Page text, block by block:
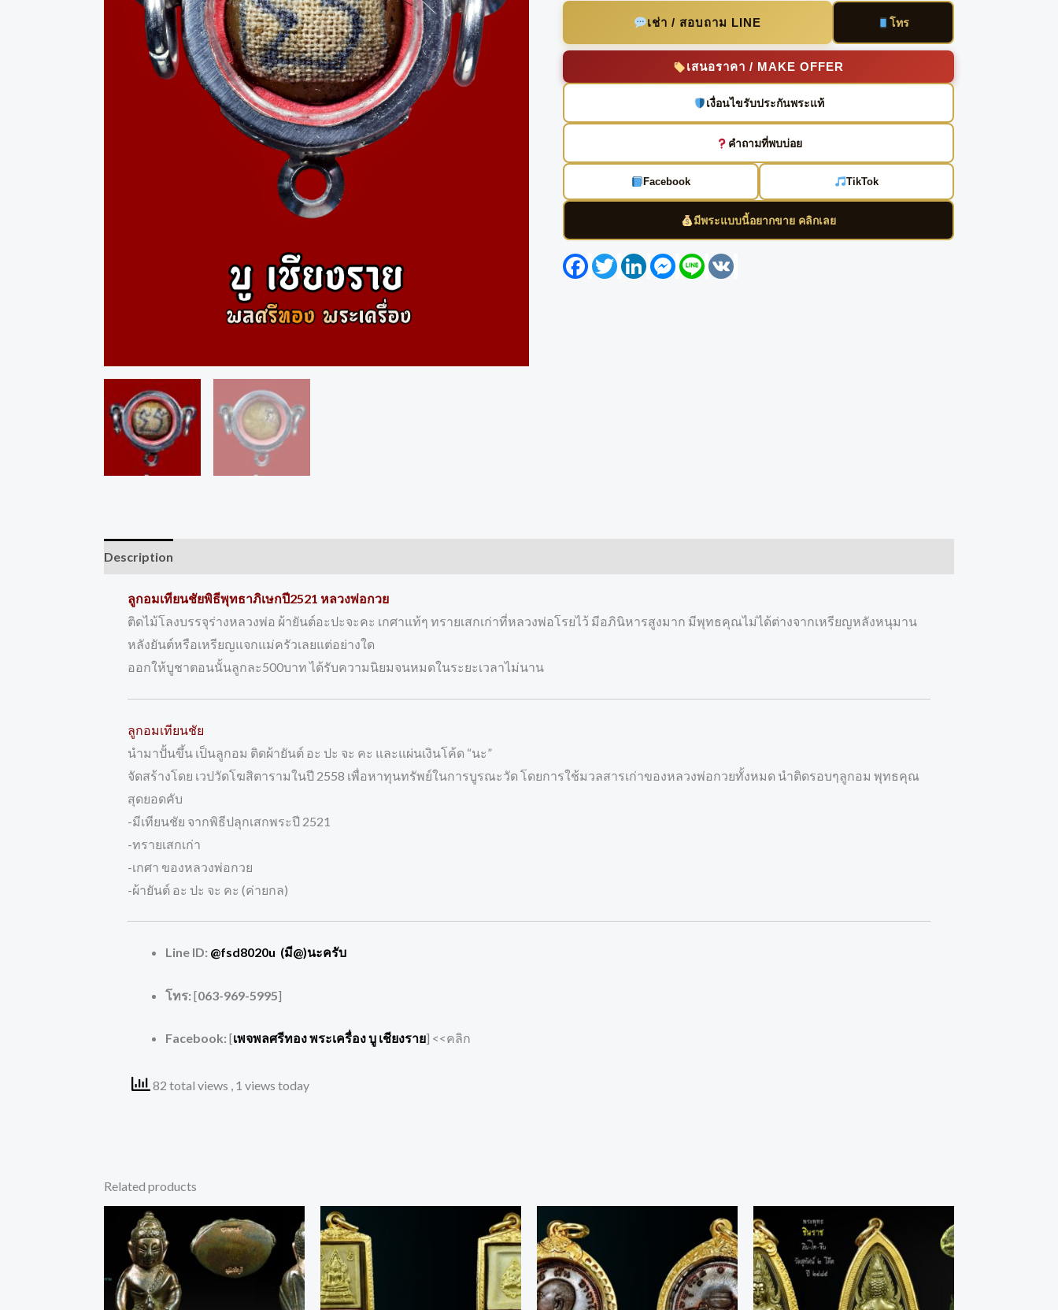
เช่า / สอบถาม LINE โทร
เสนอราคา / MAKE OFFER
เงื่อนไขรับประกันพระแท้
คำถามที่พบบ่อย
Facebook TikTok
มีพระแบบนี้อยากขาย คลิกเลย
Facebook
TwitterLinkedInMessenger
Line
Description
ลูกอมเทียนชัยพิธีพุทธาภิเษกปี2521 หลวงพ่อกวย
ติดไม้โลงบรรจุร่างหลวงพ่อ ผ้ายันต์อะปะจะคะ เกศาแท้ๆ ทรายเสกเก่าที่หลวงพ่อโรยไว้ มีอภินิหารสูงมาก มีพุทธคุณไม่ได้ต่างจากเหรียญหลังหนุมาน
หลังยันต์หรือเหรียญแจกแม่ครัวเลยแต่อย่างใด
ออกให้บูชาตอนนั้นลูกละ500บาท ได้รับความนิยมจนหมดในระยะเวลาไม่นาน
ลูกอมเทียนชัย
นำมาปั้นขึ้น เป็นลูกอม ติดผ้ายันต์ อะ ปะ จะ คะ และแผ่นเงินโค้ด “นะ”
จัดสร้างโดย เวปวัดโฆสิตารามในปี 2558 เพื่อหาทุนทรัพย์ในการบูรณะวัด โดยการใช้มวลสารเก่าของหลวงพ่อกวยทั้งหมด นำติดรอบๆลูกอม พุทธคุณ
สุดยอดคับ
-มีเทียนชัย จากพิธีปลุกเสกพระปี 2521
-ทรายเสกเก่า
-เกศา ของหลวงพ่อกวย
-ผ้ายันต์ อะ ปะ จะ คะ (ค่ายกล)
Line ID: @fsd8020u (มี@)นะครับ
โทร: [063-969-5995]
Facebook: [เพจพลศรีทอง พระเครื่อง บู เชียงราย] <<คลิก
82 total views , 1 views today
Related products